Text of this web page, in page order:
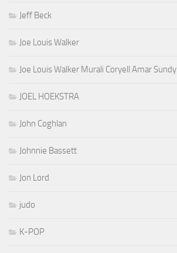
Jeff Beck
Joe Louis Walker
Joe Louis Walker Murali Coryell Amar Sundy
JOEL HOEKSTRA
John Coghlan
Johnnie Bassett
Jon Lord
judo
K-POP